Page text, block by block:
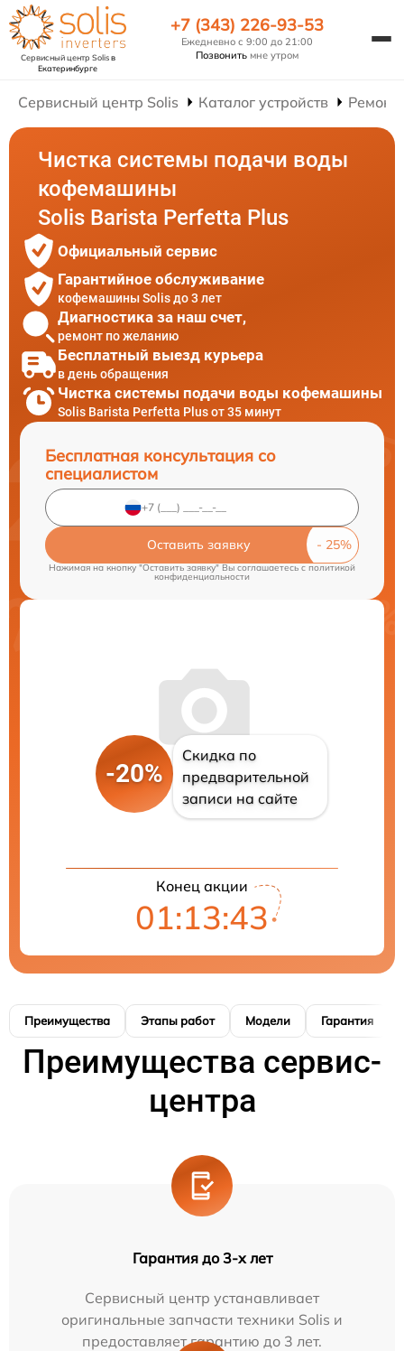
Сервисный центр Solisв
Екатеринбурге
+7 (343) 226-93-53
Ежедневно с 9:00 до 21:00
Позвонить мне утром
Сервисный центр Solis Каталог устройств
Чистка системы подачи воды
кофемашины
Solis Barista Perfetta Plus
Официальный сервис
Гарантийное обслуживание
кофемашины Solis до 3 лет
Диагностика за наш счет,
ремонт по желанию
Бесплатный выезд курьера
в день обращения
Чистка системы подачи воды кофемашины
Solis Barista Perfetta Plus от 35 минут
Бесплатная консультация со
специалистом
Оставить заявку
Нажимая на кнопку "Оставить заявку" Вы соглашаетесь cполитикой
конфиденциальности
-20%
Скидка по
предварительной
записи на сайте
Конец акции
01:13:42
Преимущества Этапы работ Модели Гарантия
Преимущества сервис-
центра
Гарантия до 3-х лет
Сервисный центр устанавливает
оригинальные запчасти техники Solis и
предоставляет гарантию до 3 лет.